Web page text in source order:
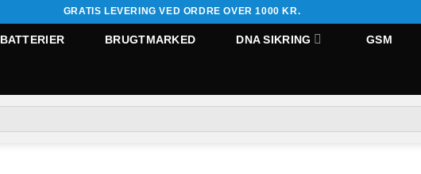
GRATIS LEVERING VED ORDRE OVER 1000 KR.
BATTERIER BRUGTMARKED DNA SIKRING GSM